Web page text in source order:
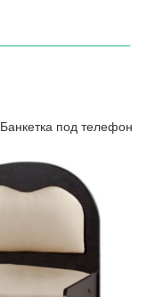
Банкетка под телефон